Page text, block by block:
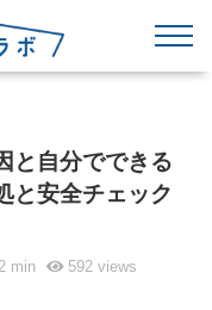
と自分でできる
と安全チェック
min 592views